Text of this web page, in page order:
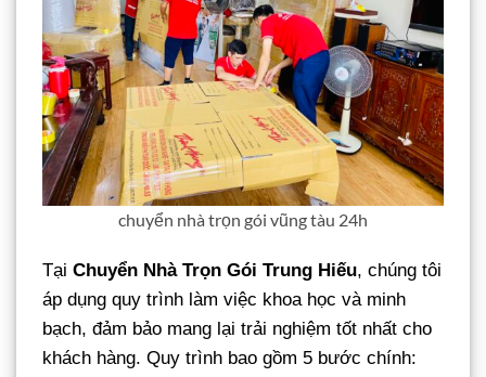
chuyển nhà trọn gói vũng tàu 24h
Tại Chuyển Nhà Trọn Gói Trung Hiếu, chúng tôi
áp dụng quy trình làm việc khoa học và minh
bạch, đảm bảo mang lại trải nghiệm tốt nhất cho
khách hàng. Quy trình bao gồm 5 bước chính: